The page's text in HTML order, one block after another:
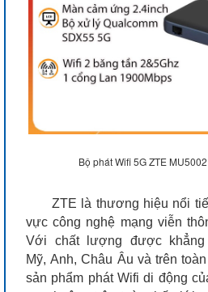
Bộ phát Wifi 5G ZTE
ZTE là thương hiệu nổi
vực công nghệ mạng viễn
Với chất lượng được
Mỹ, Anh, Châu Âu và trên
sản phẩm phát Wifi di động